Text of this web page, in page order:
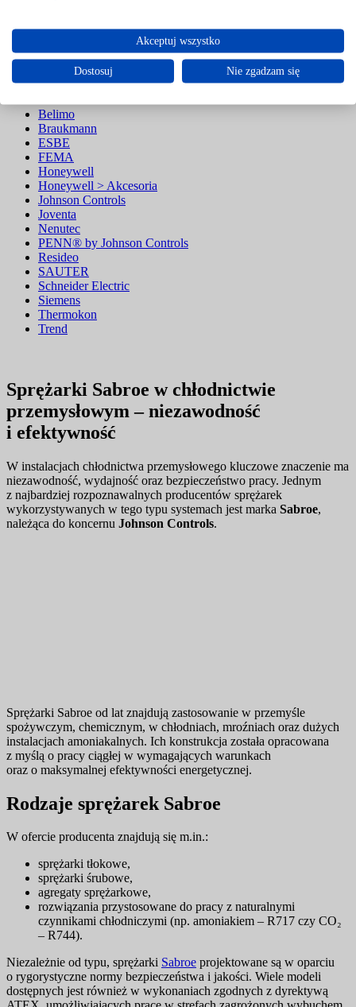
Producent
Belimo
Braukmann
ESBE
FEMA
Honeywell
Honeywell > Akcesoria
Johnson Controls
Joventa
Nenutec
PENN® by Johnson Controls
Resideo
SAUTER
Schneider Electric
Siemens
Thermokon
Trend
Sprężarki Sabroe w chłodnictwie
przemysłowym – niezawodność
i efektywność
W instalacjach chłodnictwa przemysłowego kluczowe znaczenie ma
niezawodność, wydajność oraz bezpieczeństwo pracy. Jednym
z najbardziej rozpoznawalnych producentów sprężarek
wykorzystywanych w tego typu systemach jest marka Sabroe,
należąca do koncernu Johnson Controls.
Sprężarki Sabroe od lat znajdują zastosowanie w przemyśle
spożywczym, chemicznym, w chłodniach, mroźniach oraz dużych
instalacjach amoniakalnych. Ich konstrukcja została opracowana
z myślą o pracy ciągłej w wymagających warunkach
oraz o maksymalnej efektywności energetycznej.
Rodzaje sprężarek Sabroe
W ofercie producenta znajdują się m.in.:
sprężarki tłokowe,
sprężarki śrubowe,
agregaty sprężarkowe,
rozwiązania przystosowane do pracy z naturalnymi
czynnikami chłodniczymi (np. amoniakiem – R717 czy CO₂
– R744).
Niezależnie od typu, sprężarki Sabroe projektowane są w oparciu
o rygorystyczne normy bezpieczeństwa i jakości. Wiele modeli
dostępnych jest również w wykonaniach zgodnych z dyrektywą
Akceptuj wszystko
Dostosuj Nie zgadzam się